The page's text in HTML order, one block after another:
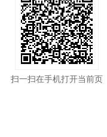
扫一扫在手机打开当前页